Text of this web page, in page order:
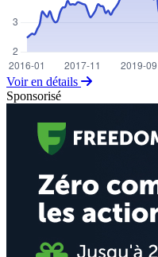
Voir en détails
Sponsorisé